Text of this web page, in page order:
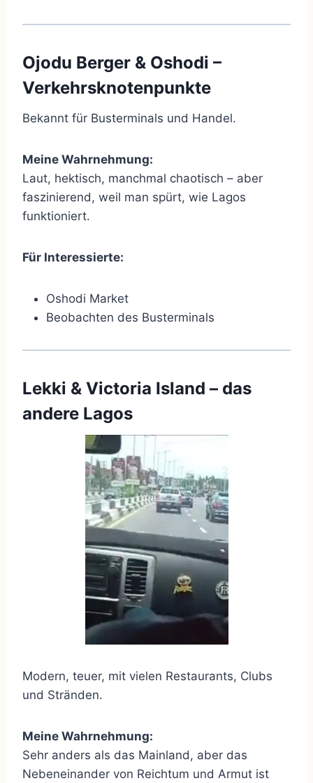
Ojodu Berger & Oshodi –
Verkehrsknotenpunkte
Bekannt für Busterminals und Handel.
Meine Wahrnehmung:
Laut, hektisch, manchmal chaotisch – aber
faszinierend, weil man spürt, wie Lagos
funktioniert.
Für Interessierte:
Oshodi Market
Beobachten des Busterminals
Lekki & Victoria Island – das
andere Lagos
Modern, teuer, mit vielen Restaurants, Clubs
und Stränden.
Meine Wahrnehmung:
Sehr anders als das Mainland, aber das
Nebeneinander von Reichtum und Armut ist